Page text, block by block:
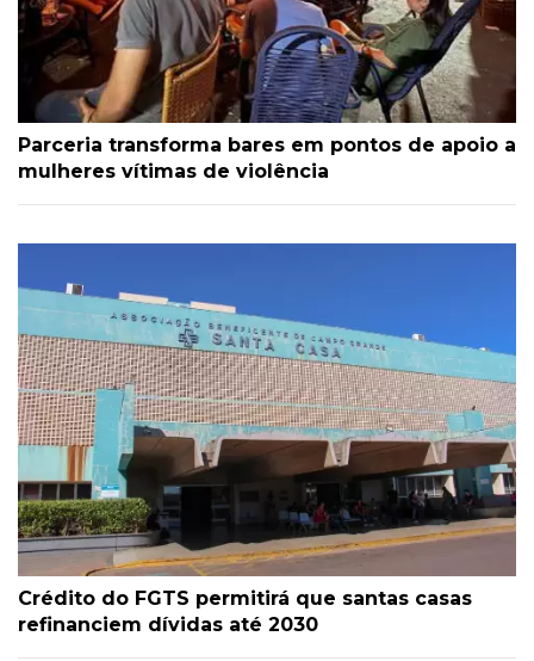
Parceria transforma bares em pontos de apoio a
mulheres vítimas de violência
Crédito do FGTS permitirá que santas casas
refinanciem dívidas até 2030